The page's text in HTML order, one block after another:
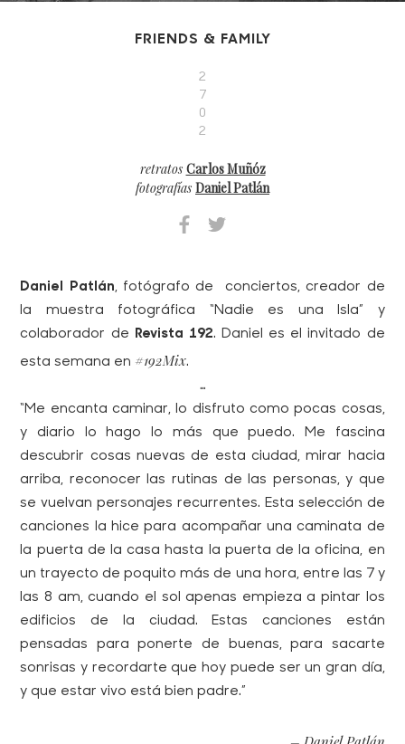
FRIENDS & FAMILY
2
7
0
2
retratos Carlos Muñóz
fotografías Daniel Patlán
Daniel Patlán, fotógrafo de conciertos, creador de
la muestra fotográfica “ Nadie es una Isla” y
colaborador de
Revista 192. Daniel es el invitado de
esta semana en #192Mix.
…
“Me encanta caminar, lo disfruto como pocas cosas,
y diario lo hago lo más que puedo. Me fascina
descubrir cosas nuevas de esta ciudad, mirar hacia
arriba, reconocer las rutinas de las personas, y que
se vuelvan personajes recurrentes. Esta selección de
canciones la hice para acompañar una caminata de
la puerta de la casa hasta la puerta de la oficina, en
un trayecto de poquito más de una hora, entre las 7 y
las 8 am, cuando el sol apenas empieza a pintar los
edificios de la ciudad. Estas canciones están
pensadas para ponerte de buenas, para sacarte
sonrisas y recordarte que hoy puede ser un gran día,
y que estar vivo está bien padre.”